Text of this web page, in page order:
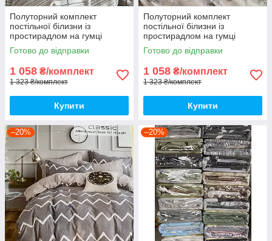
Полуторний комплект
постільної білизни із
простирадлом на гумці
150*220см. Постільна білизна
з фланелі
Готово до відправки
1 058 ₴/комплект
1 323 ₴/комплект
Купити
Полуторний комплект
постільної білизни із
простирадлом на гумці
150*220см. Постільна білизна
з фланелі
Готово до відправки
1 058 ₴/комплект
1 323 ₴/комплект
Купити
–20% –20%